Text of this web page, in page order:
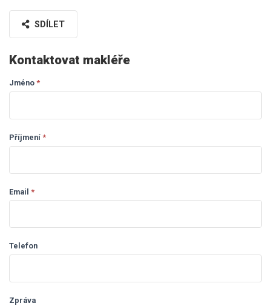
SDÍLET
Kontaktovat makléře
Dotaz
Jméno *
Příjmení *
Email *
Telefon
Zpráva
If you
are
leave
field